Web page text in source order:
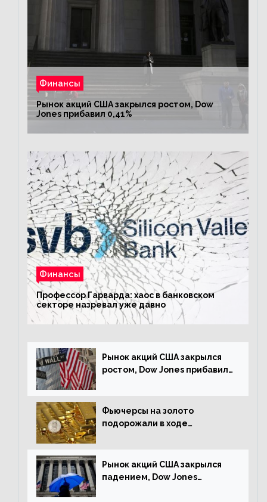
Финансы
Рынок акций США закрылся ростом, Dow
Jones прибавил 0,41%
Финансы
Профессор Гарварда: хаос в банковском
секторе назревал уже давно
Рынок акций США закрылся
ростом, Dow Jones прибавил
Фьючерсы на золото
подорожали в ходе
Рынок акций США закрылся
падением, Dow Jones